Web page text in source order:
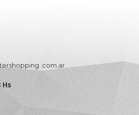
.com.ar
Hs